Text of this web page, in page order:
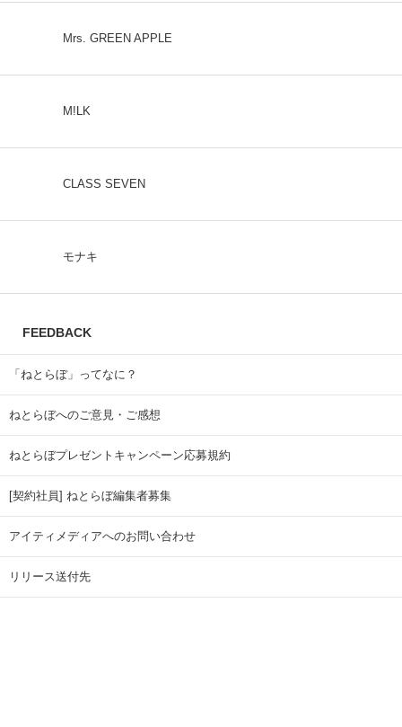
Mrs. GREEN APPLE
M!LK
CLASS SEVEN
モナキ
FEEDBACK
「ねとらぼ」ってなに？
ねとらぼへのご意見・ご感想
ねとらぼプレゼントキャンペーン応募規約
[契約社員] ねとらぼ編集者募集
アイティメディアへのお問い合わせ
リリース送付先